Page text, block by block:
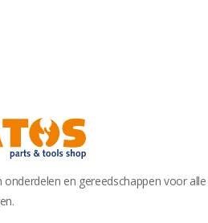
onderdelen en gereedschappen voor alle